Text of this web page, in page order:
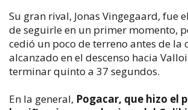
Su gran rival, Jonas Vingegaard, fue
de seguirle en un primer momento,
cedió un poco de terreno antes de la
alcanzado en el descenso hacia
terminar quinto a 37 segundos.
En la general, Pogacar, que hizo el